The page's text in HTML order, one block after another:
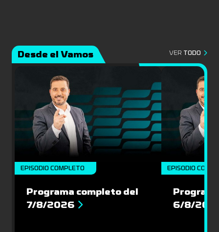
Desde el Vamos VER TODO
EPISODIO COMPLETO
Programa completo del
7/8/2026
EPISODIO
6/8/